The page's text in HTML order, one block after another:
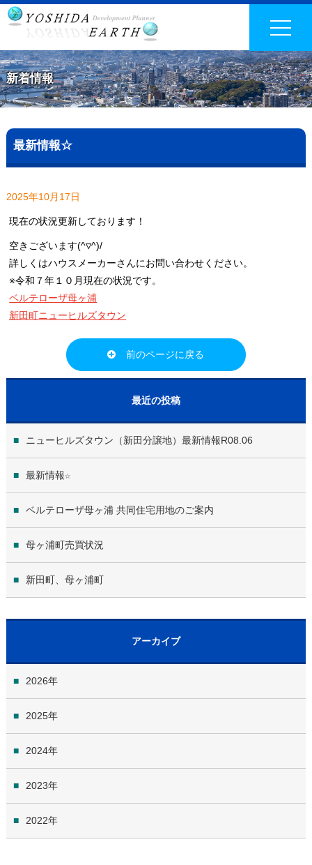
新着情報
最新情報☆
2025年10月17日
現在の状況更新しております！
空きございます(^▽^)/
詳しくはハウスメーカーさんにお問い合わせください。
※令和７年１０月現在の状況です。
ベルテローザ母ヶ浦
新田町ニューヒルズタウン
前のページに戻る
最近の投稿
ニューヒルズタウン（新田分譲地）最新情報R08.06
最新情報☆
ベルテローザ母ヶ浦 共同住宅用地のご案内
母ヶ浦町売買状況
新田町、母ヶ浦町
アーカイブ
2026
2025
2024
2023
2022